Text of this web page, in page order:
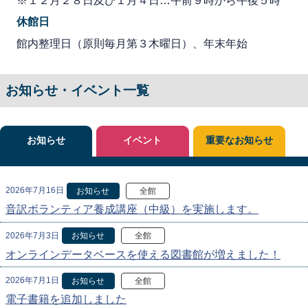
休館日
館内整理日（原則毎月第３木曜日）、年末年始
お知らせ・イベント一覧
お知らせ
2026年7月16日 お知らせ 全館
音訳ボランティア養成講座（中級）を実施します。
2026年7月3日 お知らせ 全館
オンラインデータベースを使える図書館が増えました！
2026年7月1日 お知らせ 全館
電子書籍を追加しました
イベント 重要なお知らせ